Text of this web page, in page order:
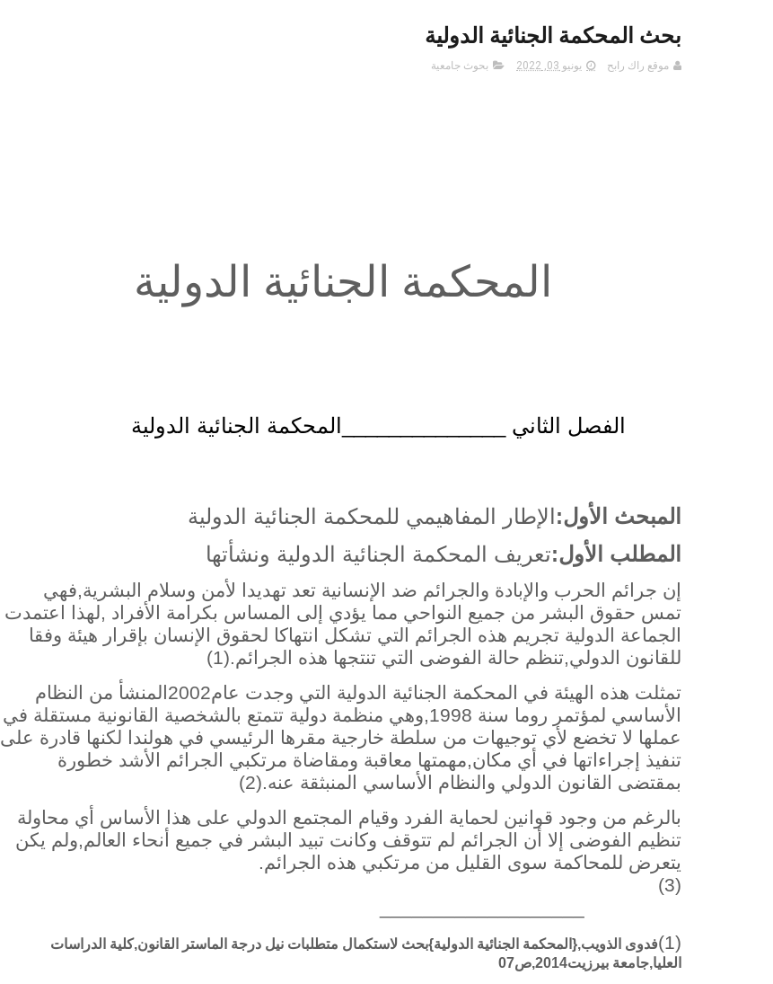
بحث المحكمة الجنائية الدولية
موقع راك رابح يونيو 03, 2022 بحوث جامعية
المحكمة الجنائية الدولية
الفصل الثاني ______________المحكمة الجنائية الدولية
المبحث الأول: الإطار المفاهيمي للمحكمة الجنائية الدولية
المطلب الأول:تعريف المحكمة الجنائية الدولية ونشأتها
إن جرائم الحرب والإبادة والجرائم ضد الإنسانية تعد تهديدا لأمن وسلام البشرية,فهي
تمس حقوق البشر من جميع النواحي مما يؤدي إلى المساس بكرامة الأفراد ,لهذا اعتمدت
الجماعة الدولية تجريم هذه الجرائم التي تشكل انتهاكا لحقوق الإنسان بإقرار هيئة وفقا
للقانون الدولي,تنظم حالة الفوضى التي تنتجها هذه الجرائم.(1)
تمثلت هذه الهيئة في المحكمة الجنائية الدولية التي وجدت عام2002المنشأ من النظام
الأساسي لمؤتمر روما سنة 1998,وهي منظمة دولية تتمتع بالشخصية القانونية مستقلة في
عملها لا تخضع لأي توجيهات من سلطة خارجية مقرها الرئيسي في هولندا لكنها قادرة على
تنفيذ إجراءاتها في أي مكان,مهمتها معاقبة ومقاضاة مرتكبي الجرائم الأشد خطورة
بمقتضى القانون الدولي والنظام الأساسي المنبثقة عنه.(2)
بالرغم من وجود قوانين لحماية الفرد وقيام المجتمع الدولي على هذا الأساس أي محاولة
تنظيم الفوضى إلا أن الجرائم لم تتوقف وكانت تبيد البشر في جميع أنحاء العالم,ولم يكن
يتعرض للمحاكمة سوى القليل من مرتكبي هذه الجرائم.
(3)
(1)
فدوى الذويب,{المحكمة الجنائية الدولية}بحث لاستكمال متطلبات نيل درجة الماستر القانون,كلية الدراسات
العليا,جامعة بيرزيت2014,ص07